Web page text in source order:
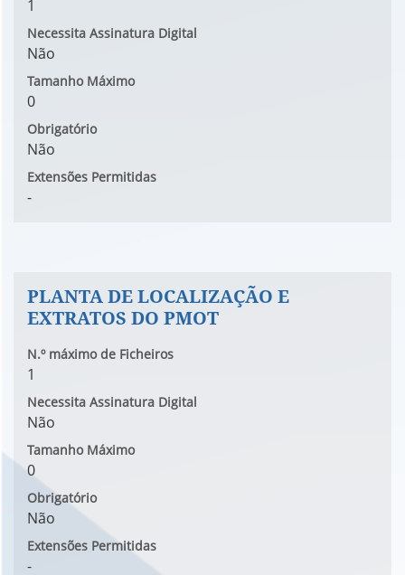
1
Necessita Assinatura Digital
Não
Tamanho Máximo
0
Obrigatório
Não
Extensões Permitidas
-
PLANTA DE LOCALIZAÇÃO E
EXTRATOS DO PMOT
N.º máximo de Ficheiros
1
Necessita Assinatura Digital
Não
Tamanho Máximo
0
Obrigatório
Não
Extensões Permitidas
-